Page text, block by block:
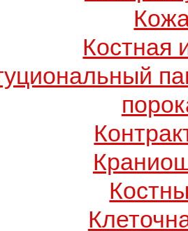
Костная